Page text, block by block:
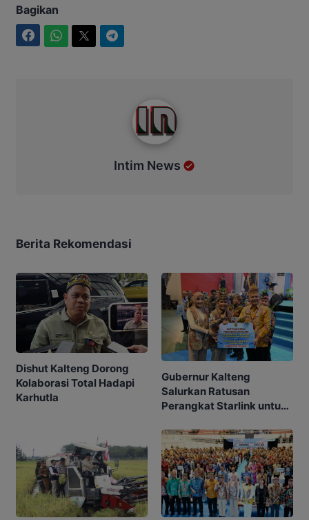
Bagikan
Intim News
Berita Rekomendasi
Dishut Kalteng Dorong
Kolaborasi Total Hadapi
Karhutla
Gubernur Kalteng
Salurkan Ratusan
Perangkat Starlink untuk